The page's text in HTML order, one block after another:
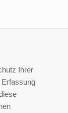
Ihrer